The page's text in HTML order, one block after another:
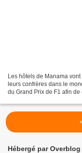
Les hôtels de Manama
leurs confrères dans le
du Grand Prix de F1 afin de
Hébergé par Overblog